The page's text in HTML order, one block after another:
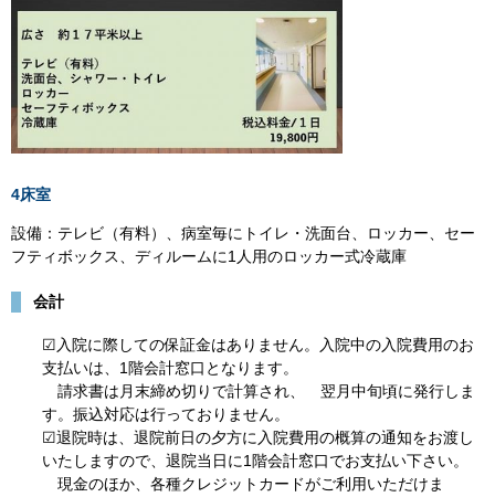
4床室
設備：テレビ（有料）、病室毎にトイレ・洗面台、ロッカー、セー
フティボックス、ディルームに1人用のロッカー式冷蔵庫
会計
☑入院に際しての保証金はありません。入院中の入院費用のお
支払いは、1階会計窓口となります。
請求書は月末締め切りで計算され、 翌月中旬頃に発行しま
す。振込対応は行っておりません。
☑退院時は、退院前日の夕方に入院費用の概算の通知をお渡し
いたしますので、退院当日に1階会計窓口でお支払い下さい。
現金のほか、各種クレジットカードがご利用いただけま